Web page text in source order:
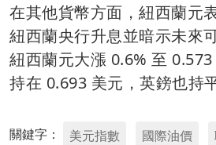
在其他貨幣方面，紐西蘭元
紐西蘭央行升息並暗示未來
紐西蘭元大漲 0.6% 至
持在 0.693 美元，英鎊也持
關鍵字： 美元指數 國際油價